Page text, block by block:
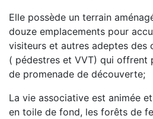
Concertation duPLUi .Voir le
Devenez Maître Nageur
de baignade Voir les
Centre de santé
octobre :05 87 08 70 09.
Elle possède un terrain
douze emplacements pour
visiteurs et autres adeptes des
( pédestres et VVT) qui offrent
de promenade de découverte;
La vie associative est animée
en toile de fond, les forêts de